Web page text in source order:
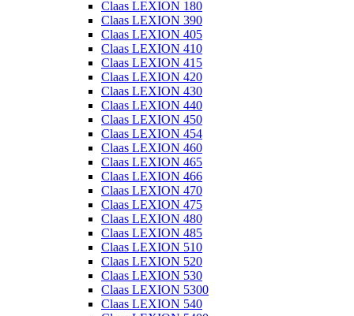
Claas LEXION 180
Claas LEXION 390
Claas LEXION 405
Claas LEXION 410
Claas LEXION 415
Claas LEXION 420
Claas LEXION 430
Claas LEXION 440
Claas LEXION 450
Claas LEXION 454
Claas LEXION 460
Claas LEXION 465
Claas LEXION 466
Claas LEXION 470
Claas LEXION 475
Claas LEXION 480
Claas LEXION 485
Claas LEXION 510
Claas LEXION 520
Claas LEXION 530
Claas LEXION 5300
Claas LEXION 540